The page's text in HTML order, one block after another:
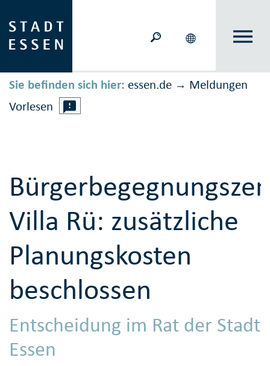
Sie befinden sich hier: essen.de → Meldungen
Vorlesen
Villa Rü: zusätzliche
Planungskosten
beschlossen
Entscheidung im Rat der Stadt
Essen